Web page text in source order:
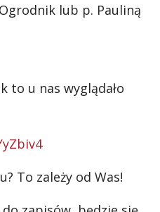
lub p. Pauliną
to u nas wyglądało
To zależy od Was!